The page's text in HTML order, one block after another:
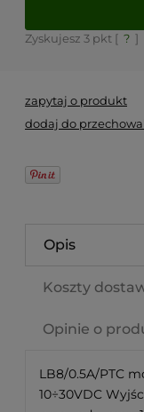
Zyskujesz 3 pkt [ ? ]
zapytaj o produkt
dodaj do
Opis
Koszty
Opinie o
LB8/0.5A/PTC
10÷30VDC